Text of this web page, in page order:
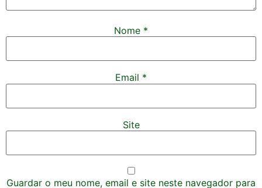
Nome *
Email *
Site
Guardar o meu nome, email e site neste navegador para